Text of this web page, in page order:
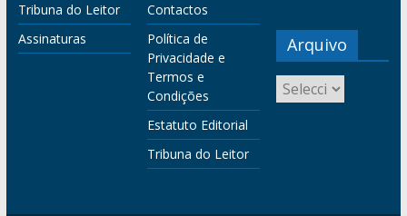
Tribuna do Leitor
Assinaturas
Contactos
Política de
Privacidade e
Termos e
Condições
Estatuto Editorial
Tribuna do Leitor
Arquivo